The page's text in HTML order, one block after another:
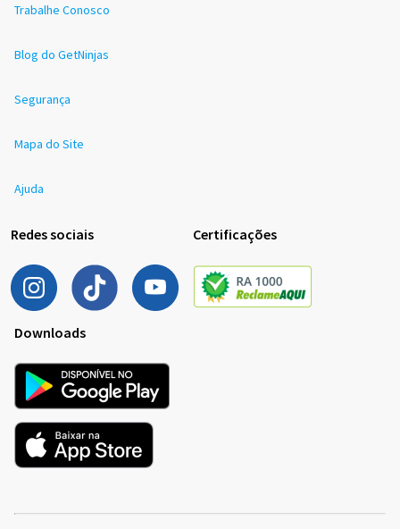
Trabalhe Conosco
Blog do GetNinjas
Segurança
Mapa do Site
Ajuda
Redes sociais Certificações
Downloads